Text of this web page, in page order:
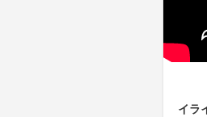
イラ